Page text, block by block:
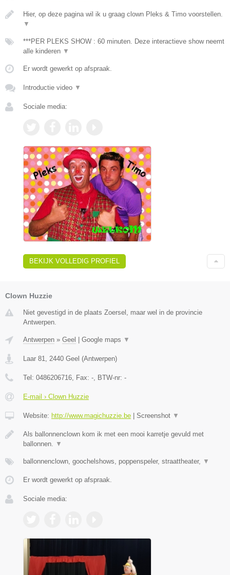
Hier, op deze pagina wil ik u graag clown Pleks & Timo voorstellen.
▼
***PER PLEKS SHOW : 60 minuten. Deze interactieve show neemt
alle kinderen ▼
Er wordt gewerkt op afspraak.
Introductie video ▼
Sociale media:
BEKIJK VOLLEDIG PROFIEL
Clown Huzzie
Niet gevestigd in de plaats Zoersel, maar wel in de provincie
Antwerpen.
Antwerpen » Geel Google maps ▼
Laar 81, 2440 Geel (Antwerpen)
Tel: 0486206716, Fax: -, BTW-nr: -
E-mail › Clown Huzzie
Website: http://www.magichuzzie.be Screenshot ▼
Als ballonnenclown kom ik met een mooi karretje gevuld met
ballonnen. ▼
ballonnenclown, goochelshows, poppenspeler, straattheater, ▼
Er wordt gewerkt op afspraak.
Sociale media: